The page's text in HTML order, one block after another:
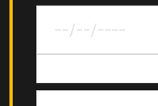
van
jouw